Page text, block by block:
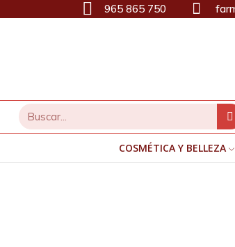
965 865 750
COSMÉTICA Y BELLEZA